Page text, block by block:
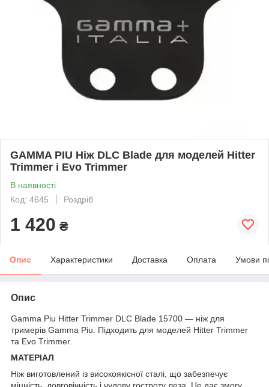
GAMMA PIU Ніж DLC Blade для моделей Hitter
Trimmer і Evo Trimmer
В наявності
Код: 4645
Роздріб
1 420 ₴
Опис Характеристики Доставка Оплата Умови
Опис
Gamma Piu Hitter Trimmer DLC Blade 15700 — ніж для
тримерів Gamma Piu. Підходить для моделей Hitter Trimmer
та Evo Trimmer.
МАТЕРІАЛ
Ніж виготовлений із високоякісної сталі, що забезпечує
міцність, довговічність і чудову гостроту леза. Це дає змогу